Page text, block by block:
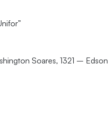
Soares, 1321 – Edson